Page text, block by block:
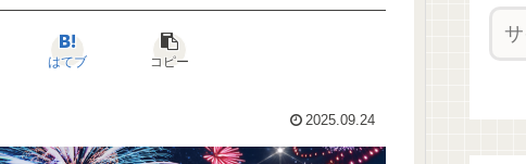
はてブ コピー
2025.09.24